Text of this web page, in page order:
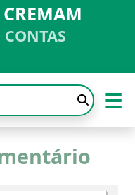
CONTAS
☰